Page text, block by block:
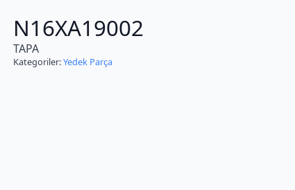
N16XA19002
TAPA
Kategoriler:Yedek Parça